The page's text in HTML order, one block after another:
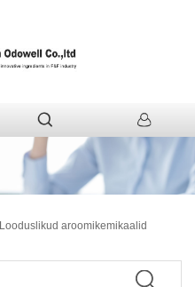
Looduslikud aroomikemikaalid